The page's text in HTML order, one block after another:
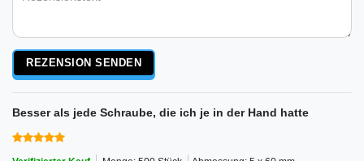
REZENSION SENDEN
Besser als jede Schraube, die ich je in der Hand hatte